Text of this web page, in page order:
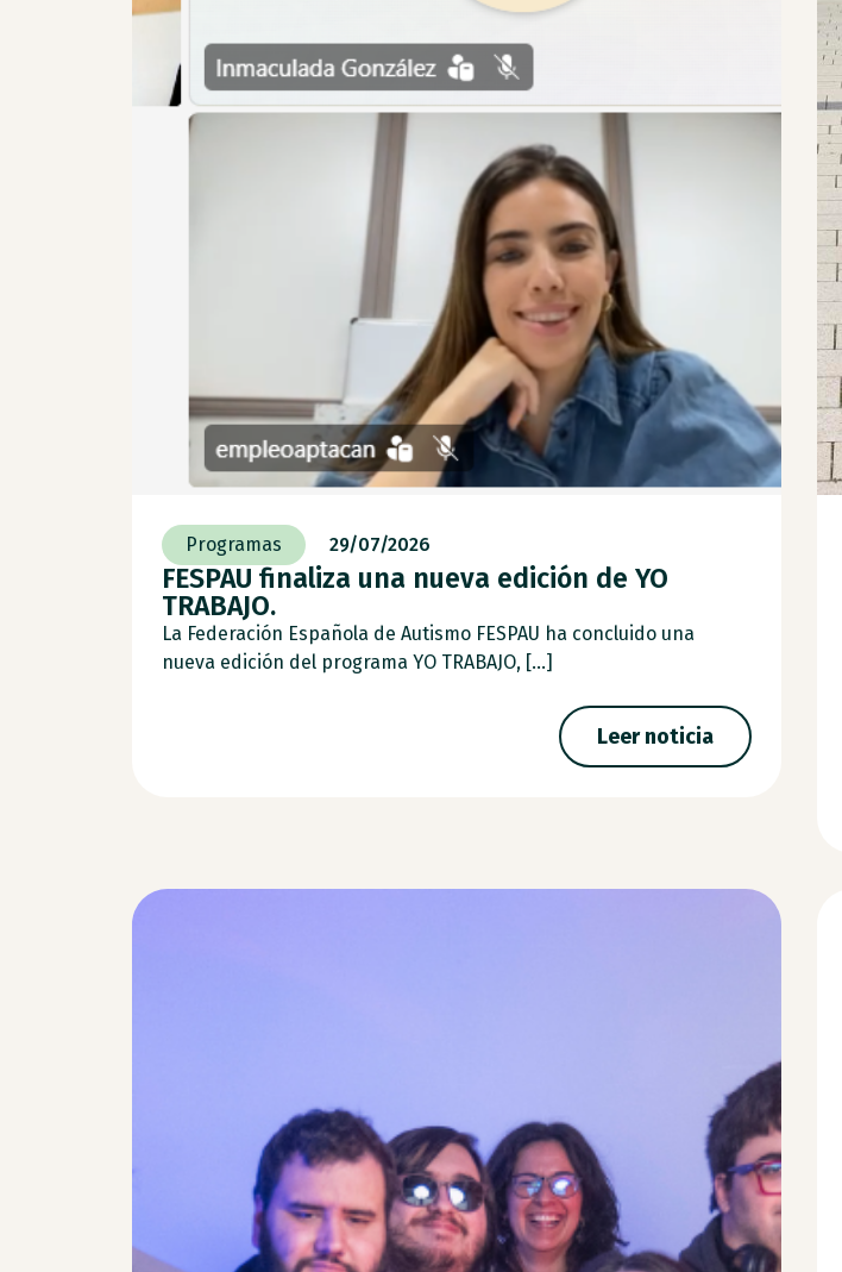
Programas 29/07/2026
FESPAU finaliza una nueva edición de YO
TRABAJO.
La Federación Española de Autismo FESPAU ha concluido una
nueva edición del programa YO TRABAJO, [...]
Leer noticia